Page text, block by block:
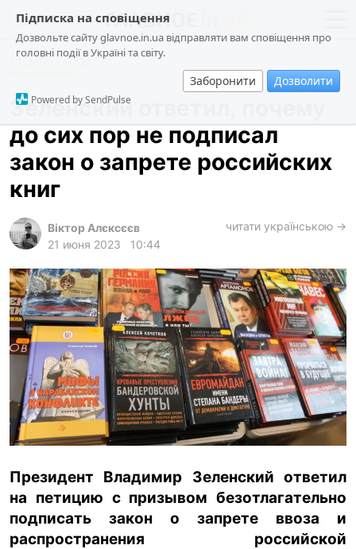
Підписка на сповіщення
Дозвольте сайту glavnoe.in.ua відправляти вам сповіщення про
головні події в Україні та світу.
Заборонити Дозволити
Powered by SendPulse
новости
о проекте
общество
происшествия
криминал
харьков
архив
gambling
ua ru en
Политика
Зеленский ответил, почему
до сих пор не подписал
закон о запрете российских
книг
Віктор Алєксєєв
21 июня 2023
10:44
читати українською →
Президент Владимир Зеленский ответил
на петицию с призывом безотлагательно
подписать закон о запрете ввоза и
распространения российской